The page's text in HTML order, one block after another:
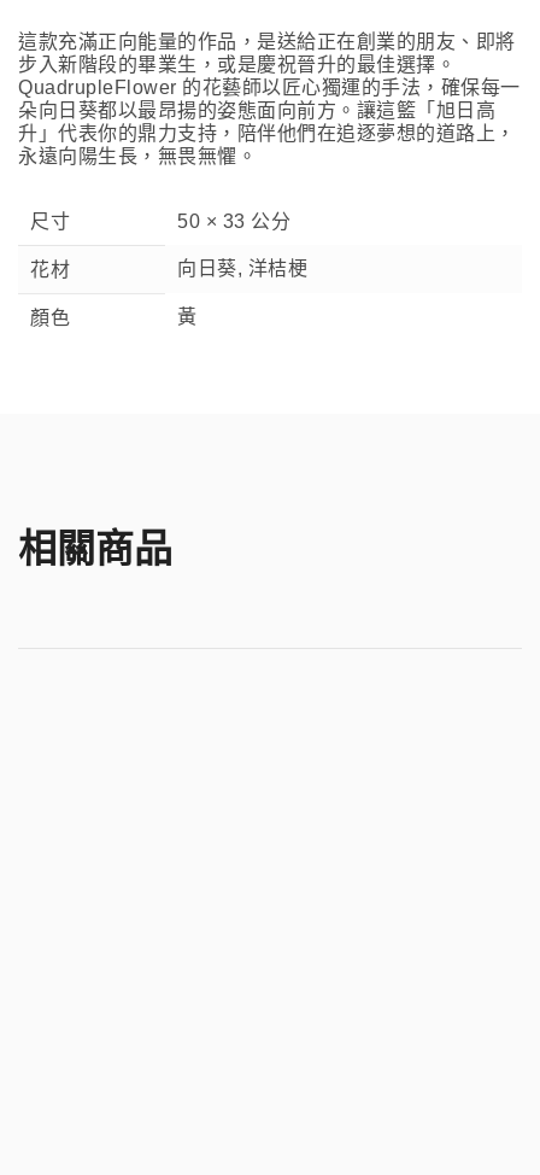
這款充滿正向能量的作品，是送給正在創業的朋友、即將
步入新階段的畢業生，或是慶祝晉升的最佳選擇。
QuadrupleFlower 的花藝師以匠心獨運的手法，確保每一
朵向日葵都以最昂揚的姿態面向前方。讓這籃「旭日高
升」代表你的鼎力支持，陪伴他們在追逐夢想的道路上，
永遠向陽生長，無畏無懼。
尺寸 50 × 33 公分
花材 向日葵, 洋桔梗
顏色 黃
相關商品